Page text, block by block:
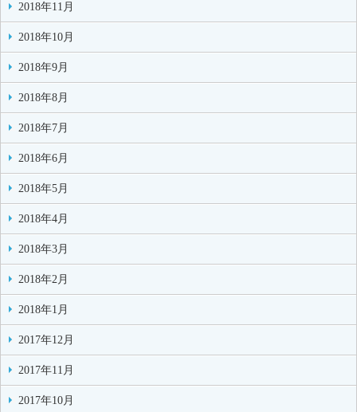
2018年11月
2018年10月
2018年9月
2018年8月
2018年7月
2018年6月
2018年5月
2018年4月
2018年3月
2018年2月
2018年1月
2017年12月
2017年11月
2017年10月